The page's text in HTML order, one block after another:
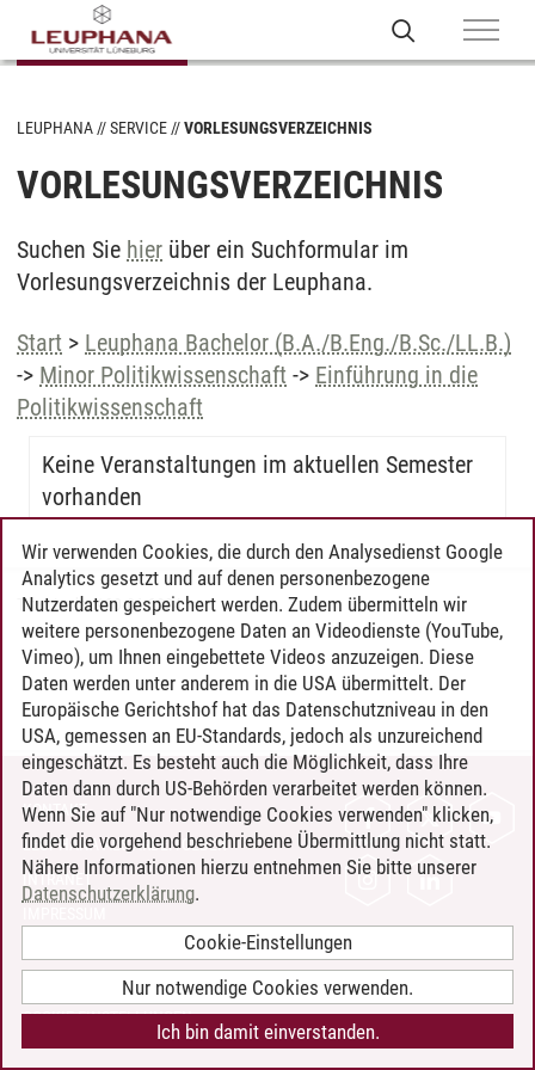
LEUPHANA SERVICE VORLESUNGSVERZEICHNIS
VORLESUNGSVERZEICHNIS
Suchen Sie hier über ein Suchformular im
Vorlesungsverzeichnis der Leuphana.
Start > Leuphana Bachelor (B.A./B.Eng./B.Sc./LL.B.)
-> Minor Politikwissenschaft -> Einführung in die
Politikwissenschaft
Keine Veranstaltungen im aktuellen Semester
vorhanden
Timo Leder/30.06.2024
KONTAKT
LEUPHANA ALS ARBEITGEBER
INTRANET
BARRIEREFREIHEIT
COOKIE-EINSTELLUNGEN
Wir verwenden Cookies, die durch den Analysedienst Google
Analytics gesetzt und auf denen personenbezogene
Nutzerdaten gespeichert werden. Zudem übermitteln wir
weitere personenbezogene Daten an Videodienste (YouTube,
Vimeo), um Ihnen eingebettete Videos anzuzeigen. Diese
Daten werden unter anderem in die USA übermittelt. Der
Europäische Gerichtshof hat das Datenschutzniveau in den
USA, gemessen an EU-Standards, jedoch als unzureichend
eingeschätzt. Es besteht auch die Möglichkeit, dass Ihre
Daten dann durch US-Behörden verarbeitet werden können.
Wenn Sie auf "Nur notwendige Cookies verwenden" klicken,
findet die vorgehend beschriebene Übermittlung nicht statt.
Nähere Informationen hierzu entnehmen Sie bitte unserer
Datenschutzerklärung.
Cookie-Einstellungen
Nur notwendige Cookies verwenden.
Ich bin damit einverstanden.